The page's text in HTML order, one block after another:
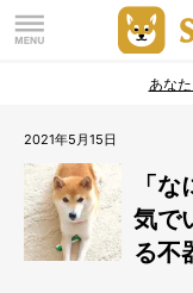
あな
2021年5月15日
「
気で
る不